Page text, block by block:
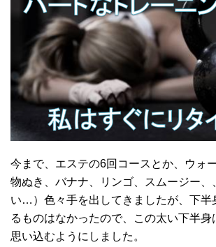
今まで、エステの6回コースとか、ウォ
物ぬき、バナナ、リンゴ、スムージー、
い…）色々手を出してきましたが、下半
るものはなかったので、この太い下半身
思い込むようにしました。